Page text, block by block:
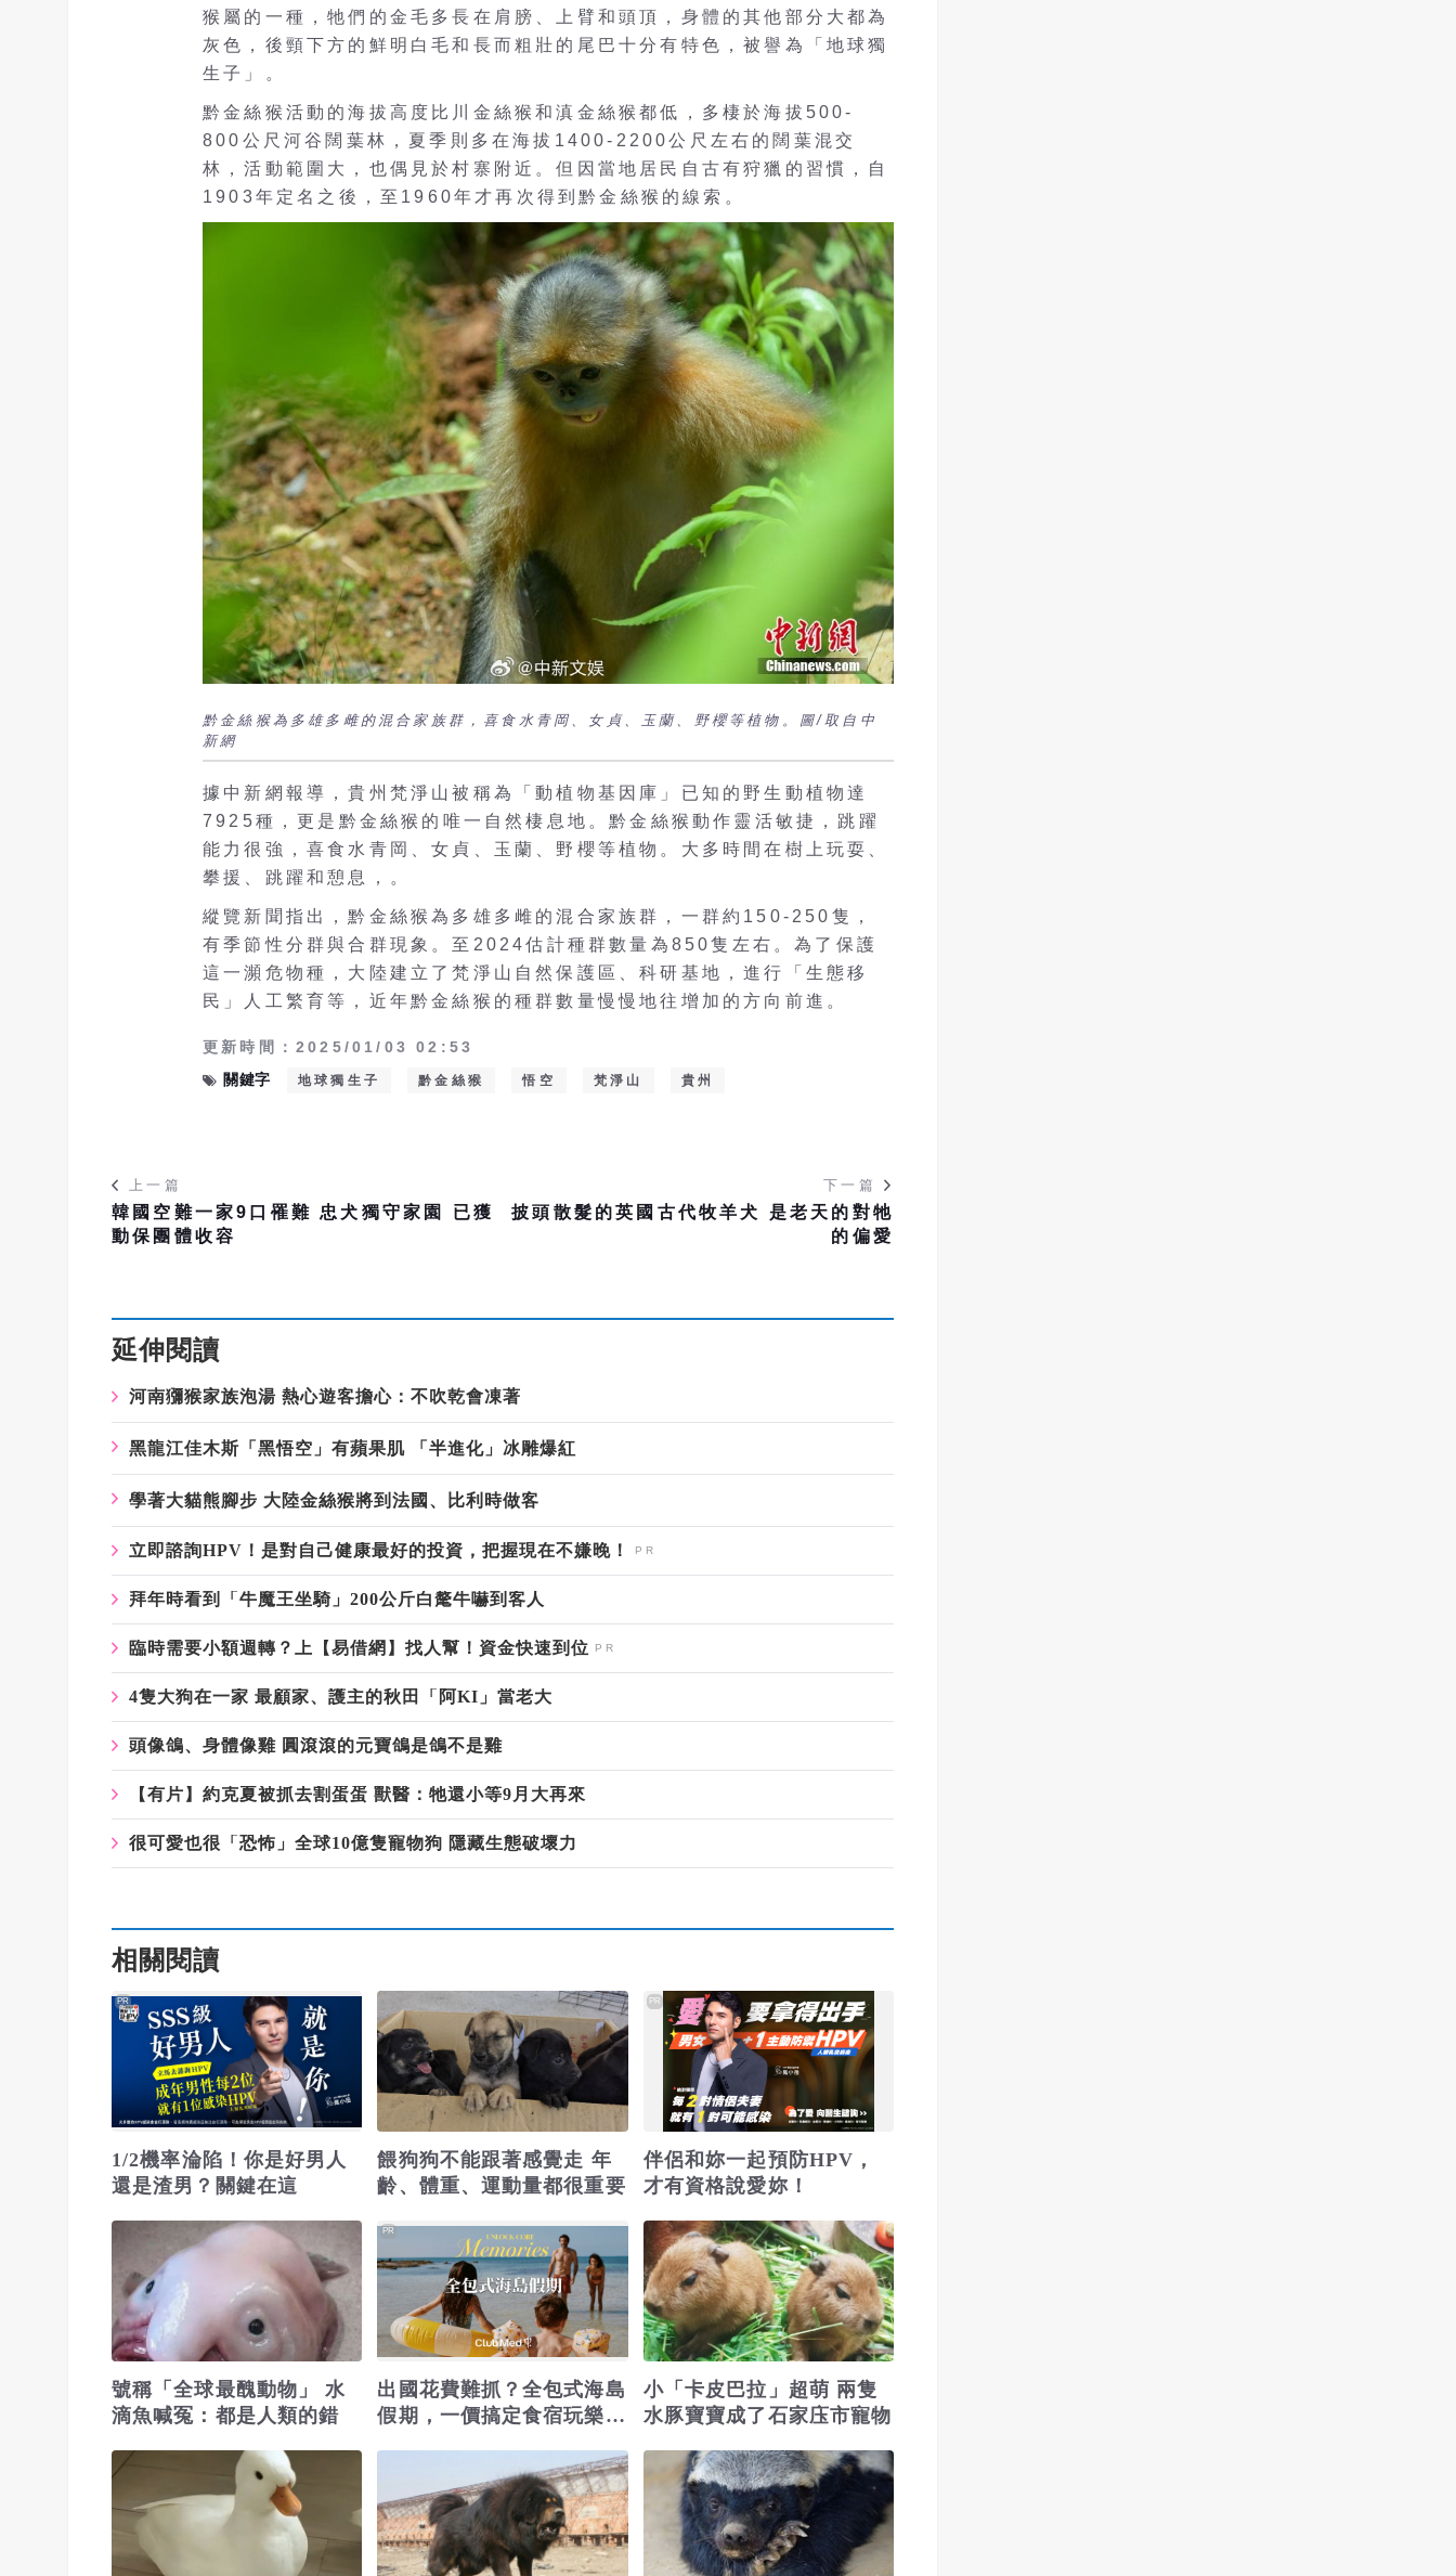
猴屬的一種，牠們的金毛多長在肩膀、上臂和頭頂，身體的其他部分大都為
灰色，後頸下方的鮮明白毛和長而粗壯的尾巴十分有特色，被譽為「地球獨
生子」。
黔金絲猴活動的海拔高度比川金絲猴和滇金絲猴都低，多棲於海拔500-
800公尺河谷闊葉林，夏季則多在海拔1400-2200公尺左右的闊葉混交
林，活動範圍大，也偶見於村寨附近。但因當地居民自古有狩獵的習慣，自
1903年定名之後，至1960年才再次得到黔金絲猴的線索。
黔金絲猴為多雄多雌的混合家族群，喜食水青岡、女貞、玉蘭、野櫻等植物。圖/取自中
新網
據中新網報導，貴州梵淨山被稱為「動植物基因庫」已知的野生動植物達
7925種，更是黔金絲猴的唯一自然棲息地。黔金絲猴動作靈活敏捷，跳躍
能力很強，喜食水青岡、女貞、玉蘭、野櫻等植物。大多時間在樹上玩耍、
攀援、跳躍和憩息，。
縱覽新聞指出，黔金絲猴為多雄多雌的混合家族群，一群約150-250隻，
有季節性分群與合群現象。至2024估計種群數量為850隻左右。為了保護
這一瀕危物種，大陸建立了梵淨山自然保護區、科研基地，進行「生態移
民」人工繁育等，近年黔金絲猴的種群數量慢慢地往增加的方向前進。
更新時間：2025/01/03 02:53
關鍵字
地球獨生子 黔金絲猴 悟空 梵淨山 貴州
上一篇
韓國空難一家9口罹難 忠犬獨守家園 已獲
動保團體收容
下一篇
披頭散髮的英國古代牧羊犬 是老天的對牠
的偏愛
延伸閱讀
河南獼猴家族泡湯 熱心遊客擔心：不吹乾會凍著
黑龍江佳木斯「黑悟空」有蘋果肌 「半進化」冰雕爆紅
學著大貓熊腳步 大陸金絲猴將到法國、比利時做客
立即諮詢HPV！是對自己健康最好的投資，把握現在不嫌晚！
拜年時看到「牛魔王坐騎」200公斤白氂牛嚇到客人
臨時需要小額週轉？上【易借網】找人幫！資金快速到位
4隻大狗在一家 最顧家、護主的秋田「阿KI」當老大
頭像鴿、身體像雞 圓滾滾的元寶鴿是鴿不是雞
【有片】約克夏被抓去割蛋蛋 獸醫：牠還小等9月大再來
很可愛也很「恐怖」全球10億隻寵物狗 隱藏生態破壞力
相關閱讀
1/2機率淪陷！你是好男人
還是渣男？關鍵在這
PR
餵狗狗不能跟著感覺走 年
齡、體重、運動量都很重要
伴侶和妳一起預防HPV，
才有資格說愛妳！
PR
號稱「全球最醜動物」 水
滴魚喊冤：都是人類的錯
出國花費難抓？全包式海島
假期，一價搞定食宿玩樂，
PR
小「卡皮巴拉」超萌 兩隻
水豚寶寶成了石家庒市寵物